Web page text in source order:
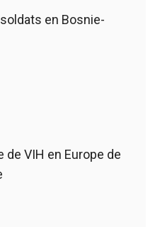
en Bosnie-
VIH en Europe de